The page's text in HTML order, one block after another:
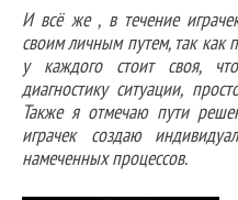
И всё же , в течение
своим личным путем, так как
у каждого стоит своя,
диагностику ситуации,
Также я отмечаю пути
играчек создаю
намеченных процессов.